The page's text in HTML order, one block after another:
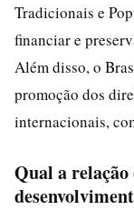
Tradicionais e
financiar e
Além disso, o
promoção dos
internacionais,
Qual a